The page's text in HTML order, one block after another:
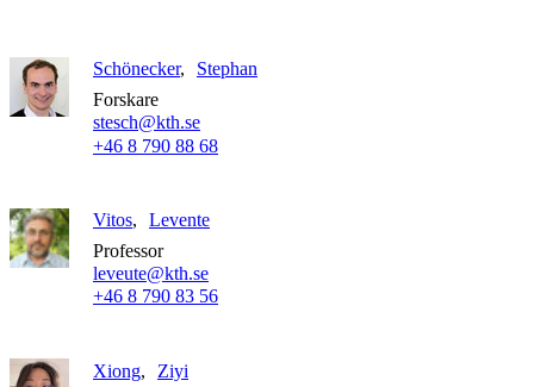
Schönecker
Stephan
Forskare
stesch@kth.se
+46 8 790 88 68
Vitos
Levente
Professor
leveute@kth.se
+46 8 790 83 56
Xiong
Ziyi